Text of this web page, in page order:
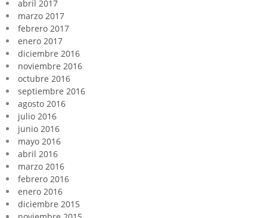
abril 2017
marzo 2017
febrero 2017
enero 2017
diciembre 2016
noviembre 2016
octubre 2016
septiembre 2016
agosto 2016
julio 2016
junio 2016
mayo 2016
abril 2016
marzo 2016
febrero 2016
enero 2016
diciembre 2015